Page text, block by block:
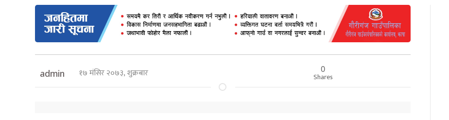
admin १७ मंसिर २०७३, शुक्रबार 0
Shares